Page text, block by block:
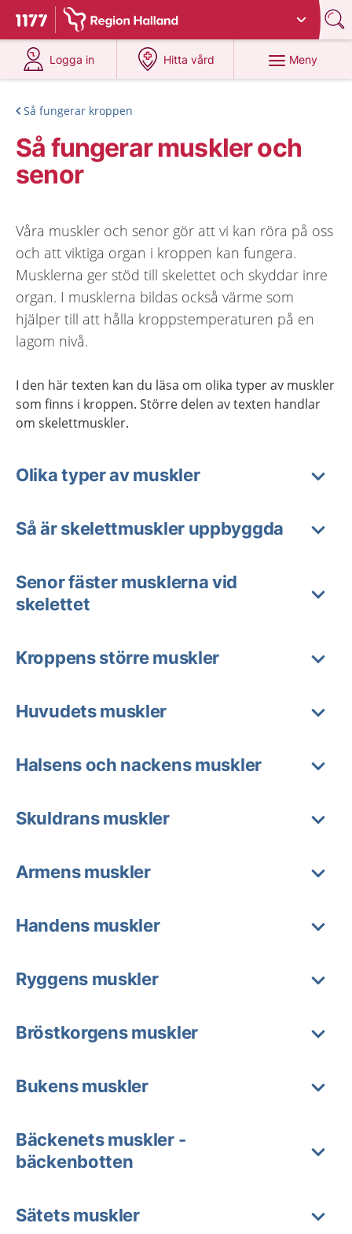
Till startsidan för 1177
Du har valt region Halland
Logga in
på 1177.se
Hitta vård
på 1177.se
Meny
Så fungerar kroppen
Så fungerar muskler och
senor
Våra muskler och senor gör att vi kan röra på oss
och att viktiga organ i kroppen kan fungera.
Musklerna ger stöd till skelettet och skyddar inre
organ. I musklerna bildas också värme som
hjälper till att hålla kroppstemperaturen på en
lagom nivå.
I den här texten kan du läsa om olika typer av muskler
som finns i kroppen. Större delen av texten handlar
om skelettmuskler.
Olika typer av muskler
Så är skelettmuskler uppbyggda
Senor fäster musklerna vid
skelettet
Kroppens större muskler
Huvudets muskler
Halsens och nackens muskler
Skuldrans muskler
Armens muskler
Handens muskler
Ryggens muskler
Bröstkorgens muskler
Bukens muskler
Bäckenets muskler -
bäckenbotten
Sätets muskler